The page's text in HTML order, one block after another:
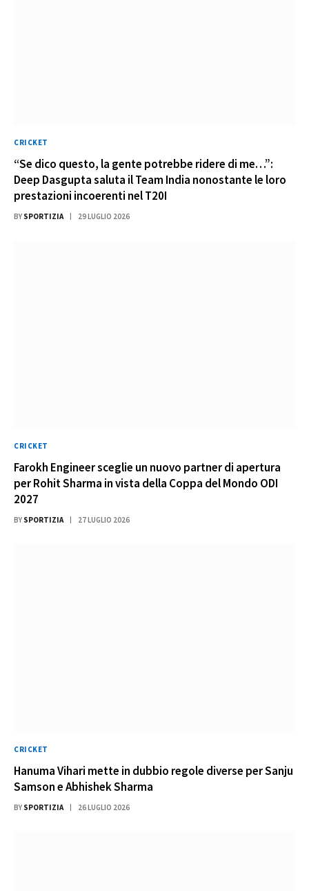
CRICKET
“Se dico questo, la gente potrebbe ridere di me…”:
Deep Dasgupta saluta il Team India nonostante le loro
prestazioni incoerenti nel T20I
BY SPORTIZIA 29 LUGLIO 2026
CRICKET
Farokh Engineer sceglie un nuovo partner di apertura
per Rohit Sharma in vista della Coppa del Mondo ODI
2027
BY SPORTIZIA 27 LUGLIO 2026
CRICKET
Hanuma Vihari mette in dubbio regole diverse per Sanju
Samson e Abhishek Sharma
BY SPORTIZIA 26 LUGLIO 2026